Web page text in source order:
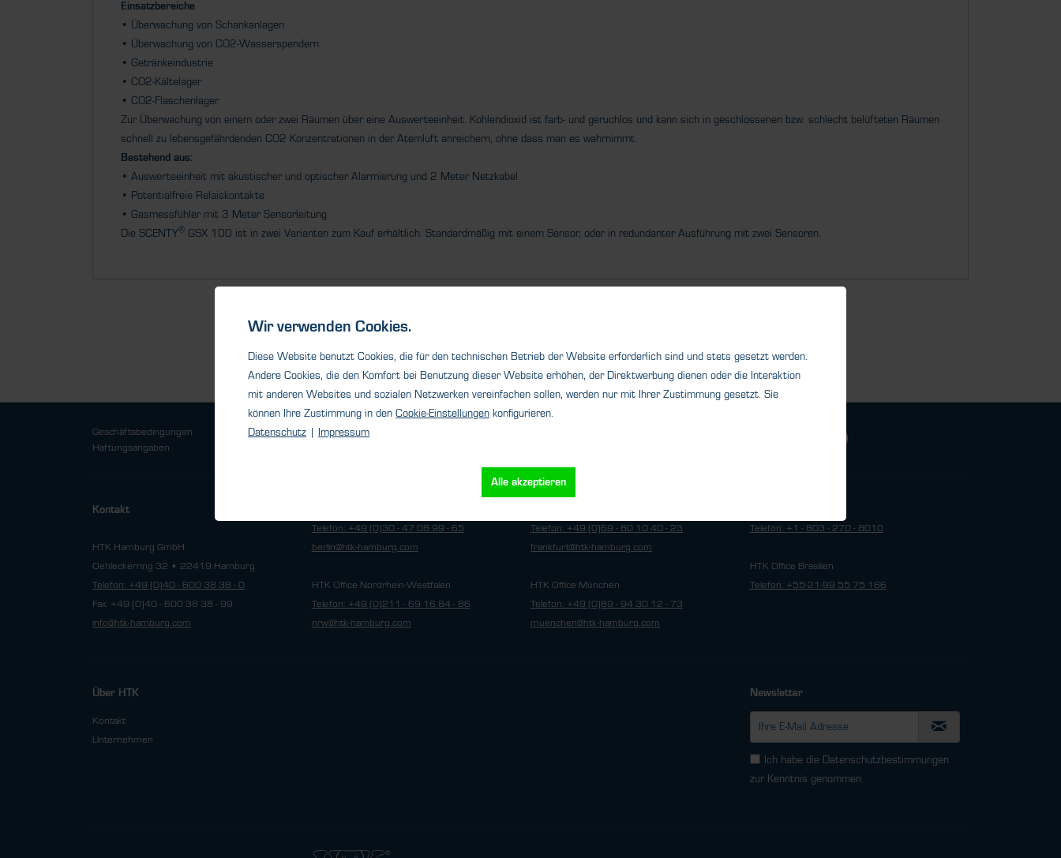
Einsatzbereiche
• Überwachung von Schankanlagen
• Überwachung von CO2-Wasserspendern
• Getränkeindustrie
• CO2-Kältelager
• CO2-Flaschenlager
Zur Überwachung von einem oder zwei Räumen über eine Auswerteeinheit. Kohlendioxid ist farb- und geruchlos und kann sich in geschlossenen bzw. schlecht belüfteten Räumen
schnell zu lebensgefährdenden CO2 Konzentrationen in der Atemluft anreichern, ohne dass man es wahrnimmt.
Bestehend aus:
• Auswerteeinheit mit akustischer und optischer Alarmierung und 2 Meter Netzkabel
• Potentialfreie Relaiskontakte
• Gasmessfühler mit 3 Meter Sensorleitung
Die SCENTY® GSX 100 ist in zwei Varianten zum Kauf erhältlich. Standardmäßig mit einem Sensor, oder in redundanter Ausführung mit zwei Sensoren.
Geschäftsbedingungen
Haftungsangaben
Datenschutz
Kontakt
HTK Hamburg GmbH
Oehleckerring 32 • 22419 Hamburg
Telefon: +49 (0)40 - 600 38 38 - 0
Fax: +49 (0)40 - 600 38 38 - 99
info@htk-hamburg.com
Telefon: +49 (0)30 - 47 08 99 - 65
berlin@htk-hamburg.com
HTK Office Nordrhein-Westfalen
Telefon: +49 (0)211 - 69 16 84 - 86
nrw@htk-hamburg.com
Telefon: +49 (0)69 - 80 10 40 - 23
frankfurt@htk-hamburg.com
HTK Office München
Telefon: +49 (0)89 - 94 30 12 - 73
muenchen@htk-hamburg.com
Telefon: +1 - 803 - 270 - 8010
HTK Office Brasilien
Telefon: +55-21-99 55 75 166
Über HTK
Kontakt
Unternehmen
Newsletter
Ich habe die Datenschutzbestimmungen
zur Kenntnis genommen.
Wir verwenden Cookies.
Diese Website benutzt Cookies, die für den technischen Betrieb der Website erforderlich sind und stets gesetzt werden.
Andere Cookies, die den Komfort bei Benutzung dieser Website erhöhen, der Direktwerbung dienen oder die Interaktion
mit anderen Websites und sozialen Netzwerken vereinfachen sollen, werden nur mit Ihrer Zustimmung gesetzt. Sie
können Ihre Zustimmung in den Cookie-Einstellungen konfigurieren.
Datenschutz
Impressum
Alle akzeptieren